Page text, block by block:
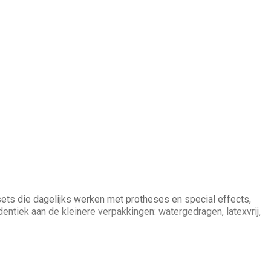
die dagelijks werken met protheses en special effects,
aan de kleinere verpakkingen: watergedragen, latexvrij,